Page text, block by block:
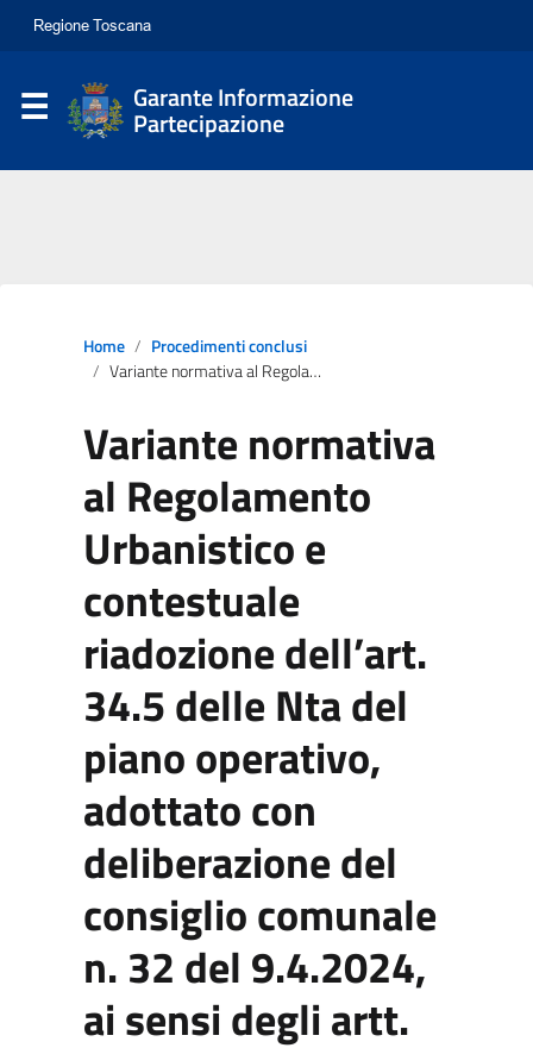
Garante Informazione
Partecipazione
Home
Procedimenti conclusi
Variante normativa al Regolamento Urbanistico e contestuale riadozione dell’art. 34.5 delle Nta del piano operativo, adottato con deliberazione del consiglio comunale n. 32 del 9.4.2024, ai sensi degli artt. 19,34 e 238 della Lrt 65/2014 per approvazione del progetto di realizzazione del chiosco in legno all’interno del cimitero di Sant’Andrea
Variante normativa
al Regolamento
Urbanistico e
contestuale
riadozione dell’art.
34.5 delle Nta del
piano operativo,
adottato con
deliberazione del
consiglio comunale
n. 32 del 9.4.2024,
ai sensi degli artt.